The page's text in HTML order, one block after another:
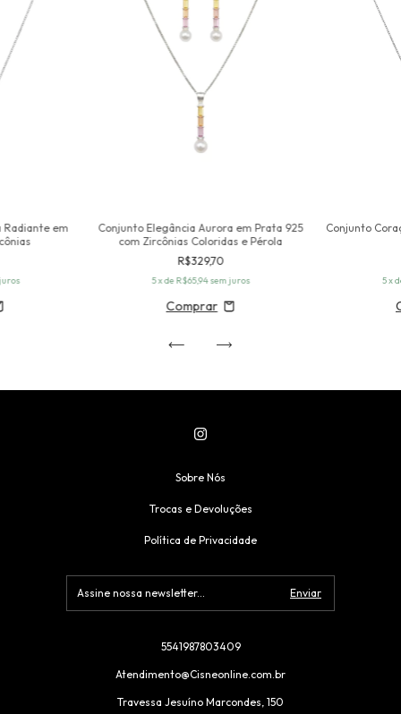
Radiante em
Conjunto Elegância Aurora em Prata 925
com Zircônias Coloridas e Pérola
R$329,70
5x deR$65,94 sem juros
Conjunto
5x
Sobre Nós
Trocas e Devoluções
Política de Privacidade
5541987803409
Atendimento@Cisneonline.com.br
Travessa Jesuíno Marcondes, 150